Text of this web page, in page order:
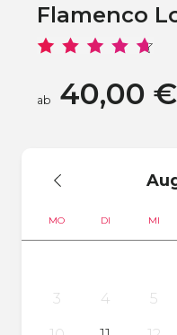
Flamenco
ab 40,00 €
MO DI MI
3
4 5